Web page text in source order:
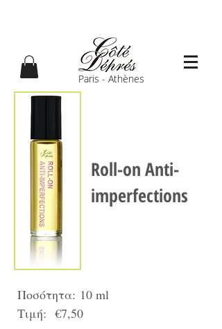
Paris - Athènes
Roll-on Anti-
imperfections
Ποσότητα: 10 ml
Τιμή: €7,50